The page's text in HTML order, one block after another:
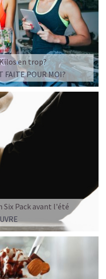
en trop?
FAITE POUR MOI?
Pack avant l'été